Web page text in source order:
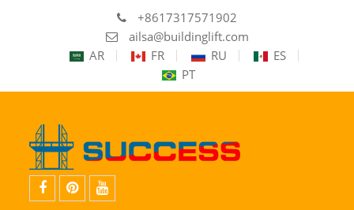
+8617317571902
ailsa@buildinglift.com
AR
FR RU
ES
PT